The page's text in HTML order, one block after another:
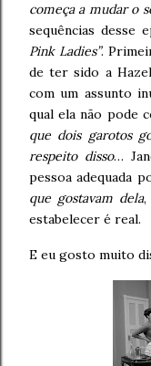
começa a mudar o
sequências desse
Pink Ladies”.
de ter sido a
com um assunto
qual ela não pode
que dois garotos
respeito disso…
pessoa adequada
que gostavam dela,
estabelecer é real.
E eu gosto muito